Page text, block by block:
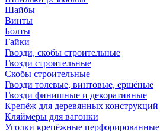
Шайбы
Винты
Болты
Гайки
Гвозди, скобы строительные
Гвозди строительные
Скобы строительные
Гвозди толевые, винтовые, ершёные
Гвозди финишные и декоративные
Крепёж для деревянных конструкций
Кляймеры для вагонки
Уголки крепёжные перфорированные